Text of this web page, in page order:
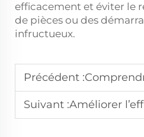
efficacement et éviter le
de pièces ou des
infructueux.
Précédent :Comprendre les normes et
Suivant :Améliorer l’efficacité du chauffage des véhicules récréatifs :